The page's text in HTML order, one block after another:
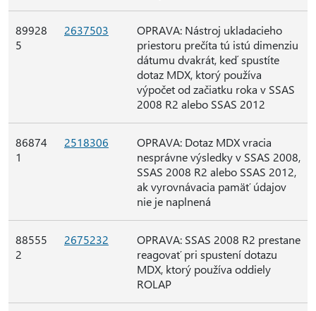
89928
5
2637503
OPRAVA: Nástroj ukladacieho
priestoru prečíta tú istú dimenziu
dátumu dvakrát, keď spustíte
dotaz MDX, ktorý používa
výpočet od začiatku roka v SSAS
2008 R2 alebo SSAS 2012
86874
1
2518306
OPRAVA: Dotaz MDX vracia
nesprávne výsledky v SSAS 2008,
SSAS 2008 R2 alebo SSAS 2012,
ak vyrovnávacia pamäť údajov
nie je naplnená
88555
2
2675232
OPRAVA: SSAS 2008 R2 prestane
reagovať pri spustení dotazu
MDX, ktorý používa oddiely
ROLAP